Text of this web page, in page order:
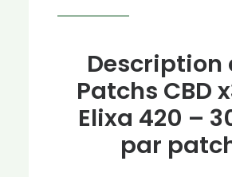
Description
Patchs CBD
Elixa 420 –
par